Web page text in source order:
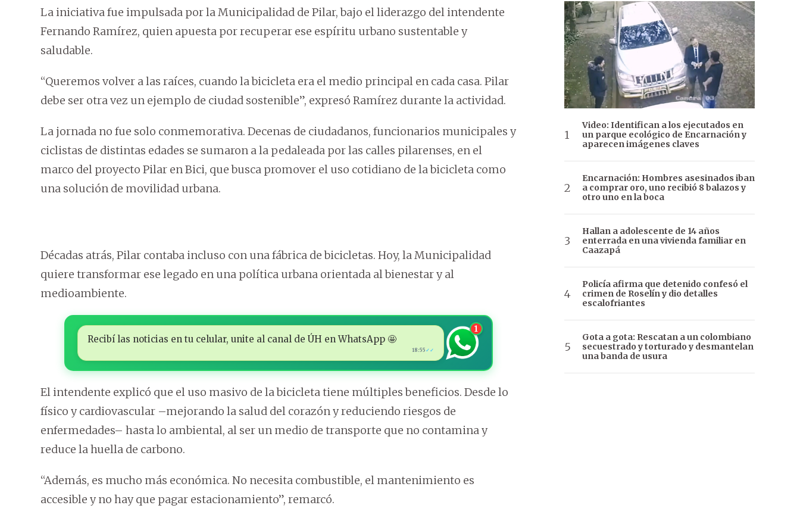
La iniciativa fue impulsada por la Municipalidad de Pilar, bajo el liderazgo del intendente
Fernando Ramírez, quien apuesta por recuperar ese espíritu urbano sustentable y
saludable.
“Queremos volver a las raíces, cuando la bicicleta era el medio principal en cada casa. Pilar
debe ser otra vez un ejemplo de ciudad sostenible”, expresó Ramírez durante la actividad.
La jornada no fue solo conmemorativa. Decenas de ciudadanos, funcionarios municipales y
ciclistas de distintas edades se sumaron a la pedaleada por las calles pilarenses, en el
marco del proyecto Pilar en Bici, que busca promover el uso cotidiano de la bicicleta como
una solución de movilidad urbana.
Décadas atrás, Pilar contaba incluso con una fábrica de bicicletas. Hoy, la Municipalidad
quiere transformar ese legado en una política urbana orientada al bienestar y al
medioambiente.
Recibí las noticias en tu celular, unite al canal de ÚH en WhatsApp 🤩
18:55 ✓✓
1
El intendente explicó que el uso masivo de la bicicleta tiene múltiples beneficios. Desde lo
físico y cardiovascular –mejorando la salud del corazón y reduciendo riesgos de
enfermedades– hasta lo ambiental, al ser un medio de transporte que no contamina y
reduce la huella de carbono.
“Además, es mucho más económica. No necesita combustible, el mantenimiento es
accesible y no hay que pagar estacionamiento”, remarcó.
Video: Identifican a los ejecutados en
un parque ecológico de Encarnación y
aparecen imágenes claves
Encarnación: Hombres asesinados iban
a comprar oro, uno recibió 8 balazos y
otro uno en la boca
Hallan a adolescente de 14 años
enterrada en una vivienda familiar en
Caazapá
Policía afirma que detenido confesó el
crimen de Roselín y dio detalles
escalofriantes
Gota a gota: Rescatan a un colombiano
secuestrado y torturado y desmantelan
una banda de usura